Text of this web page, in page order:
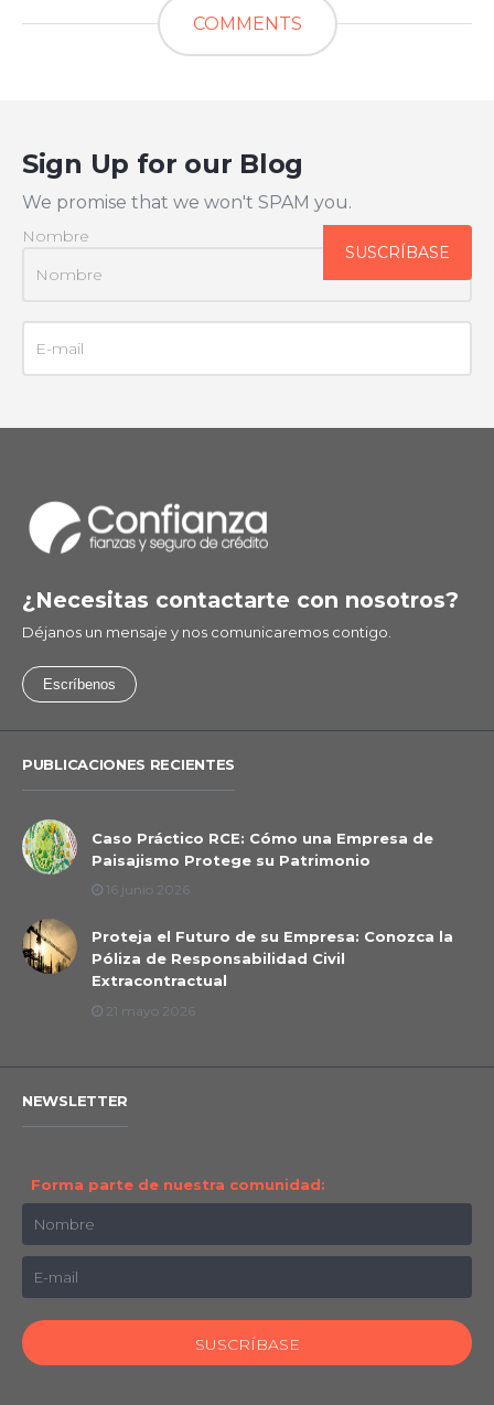
COMMENTS
Sign Up for our Blog
We promise that we won't SPAM you.
Nombre
¿Necesitas contactarte con nosotros?
Déjanos un mensaje y nos comunicaremos contigo.
Escríbenos
PUBLICACIONES RECIENTES
Caso Práctico RCE: Cómo una Empresa de
Paisajismo Protege su Patrimonio
16 junio 2026
Proteja el Futuro de su Empresa: Conozca la
Póliza de Responsabilidad Civil
Extracontractual
21 mayo 2026
NEWSLETTER
Forma parte de nuestra comunidad: